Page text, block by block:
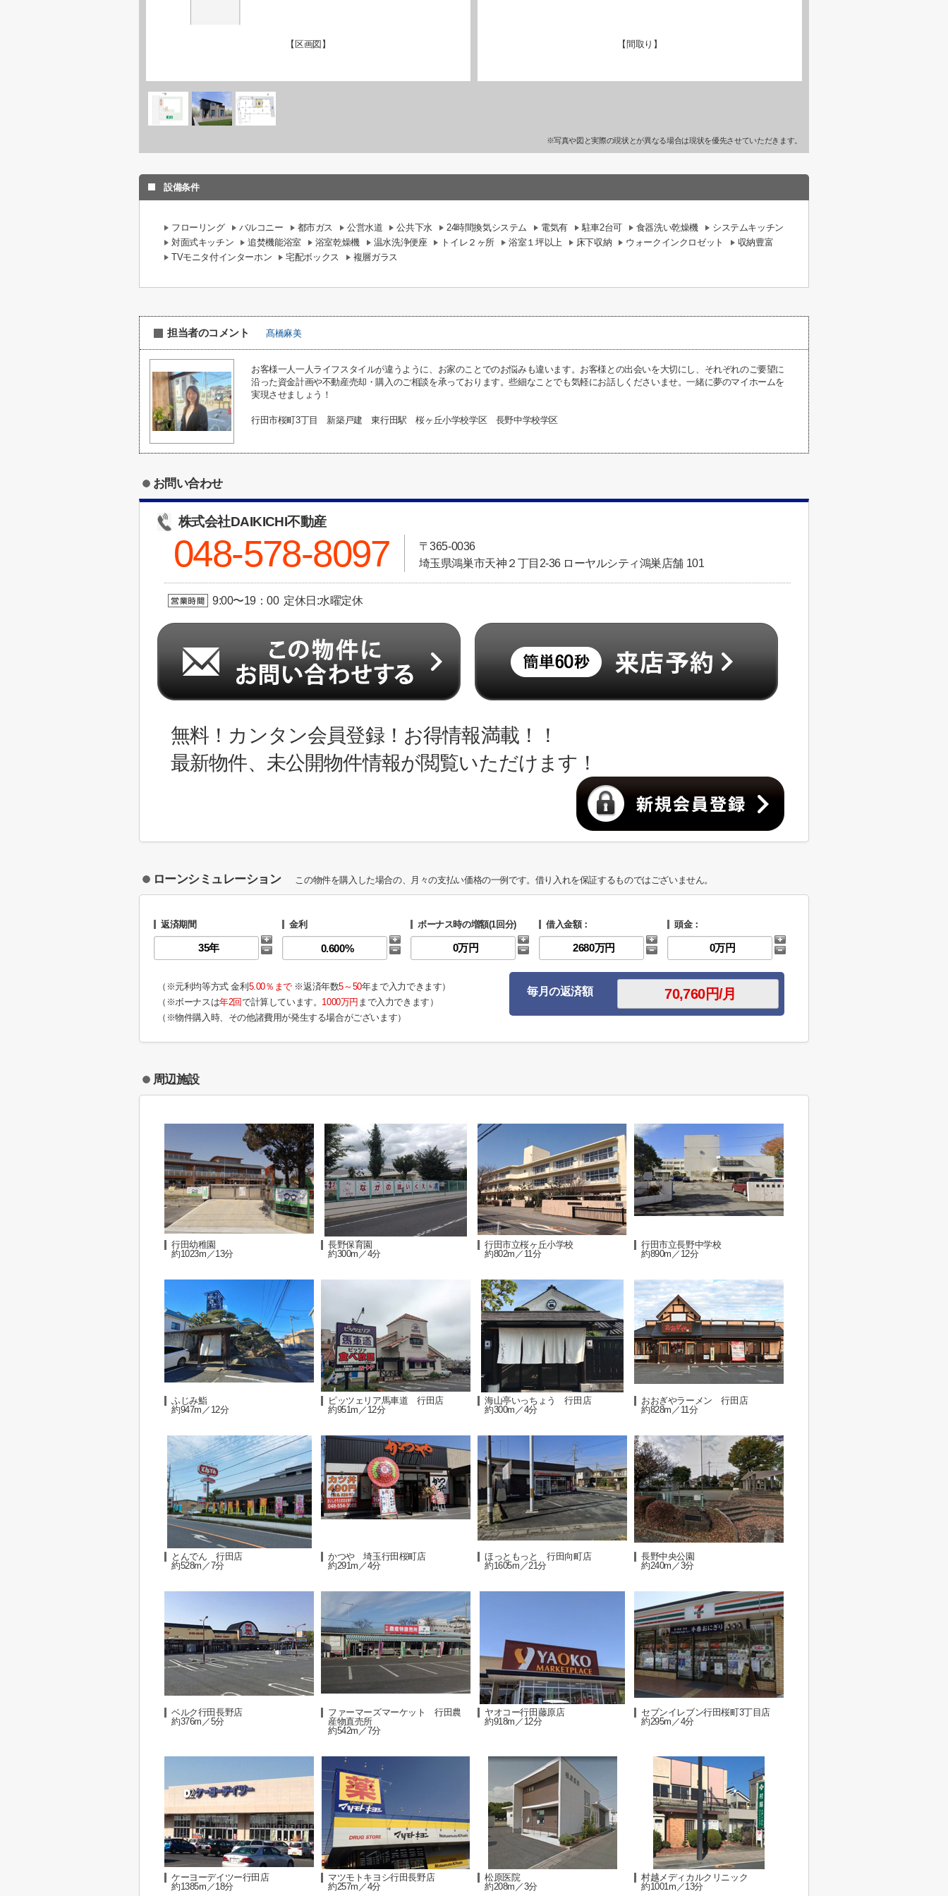
【区画図】 【間取り】
※写真や図と実際の現状とが異なる場合は現状を優先させていただきます。
設備条件
フローリング バルコニー 都市ガス 公営水道 公共下水 24時間換気システム 電気有 駐車2台可 食器洗い乾燥機
システムキッチン
対面式キッチン
追焚機能浴室 浴室乾燥機 温水洗浄便座 トイレ２ヶ所 浴室１坪以上 床下収納 ウォークインクロゼット
収納豊富
TVモニタ付インターホン
宅配ボックス 複層ガラス
担当者のコメント 髙橋麻美
お客様一人一人ライフスタイルが違うように、お家のことでのお悩みも違います。お客様との出会いを大切にし、それぞれのご要望に
沿った資金計画や不動産売却・購入のご相談を承っております。些細なことでも気軽にお話しくださいませ。一緒に夢のマイホームを
実現させましょう！
行田市桜町3丁目 新築戸建 東行田駅 桜ヶ丘小学校学区 長野中学校学区
お問い合わせ
株式会社DAIKICHI不動産
048-578-8097
〒365-0036
埼玉県鴻巣市天神２丁目2-36 ローヤルシティ鴻巣店舗 101
9:00〜19：00 定休日:水曜定休
無料！カンタン会員登録！お得情報満載！！
最新物件、未公開物件情報が閲覧いただけます！
ローンシミュレーション この物件を購入した場合の、月々の支払い価格の一例です。借り入れを保証するものではございません。
返済期間 金利 ボーナス時の増額(1回分) 借入金額： 頭金：
（※元利均等方式 金利 5.00％まで※返済年数5～50年まで入力できます）
（※ボーナスは年2回で計算しています。 1000万円 まで入力できます）
（※物件購入時、その他諸費用が発生する場合がございます）
毎月の返済額
周辺施設
行田幼稚園
約1023m／13分
長野保育園
約300m／4分
行田市立桜ヶ丘小学校
約802m／11分
行田市立長野中学校
約890m／12分
ふじみ鮨
約947m／12分
ピッツェリア馬車道 行田店
約951m／12分
海山亭いっちょう 行田店
約300m／4分
おおぎやラーメン 行田店
約828m／11分
とんでん 行田店
約528m／7分
かつや 埼玉行田桜町店
約291m／4分
ほっともっと 行田向町店
約1605m／21分
長野中央公園
約240m／3分
ベルク行田長野店
約376m／5分
ファーマーズマーケット 行田農
産物直売所
約542m／7分
ヤオコー行田藤原店
約918m／12分
セブンイレブン行田桜町3丁目店
約295m／4分
ケーヨーデイツー行田店
約1385m／18分
マツモトキヨシ行田長野店
約257m／4分
松原医院
約208m／3分
村越メディカルクリニック
約1001m／13分